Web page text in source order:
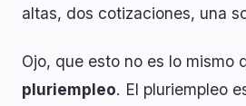
altas, dos cotizaciones, una
Ojo, que esto no es lo mismo
pluriempleo. El pluriempleo